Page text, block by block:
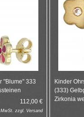
"Blume" 333
112,00 €
MwSt. zzgl. Versand
Kinder
(333)
Zirkonia